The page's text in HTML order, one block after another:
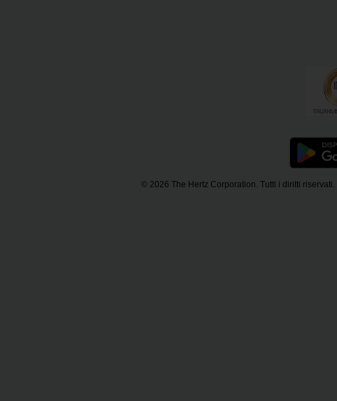
© 2026 The Hertz Corporation. Tutti i diritti riservati.